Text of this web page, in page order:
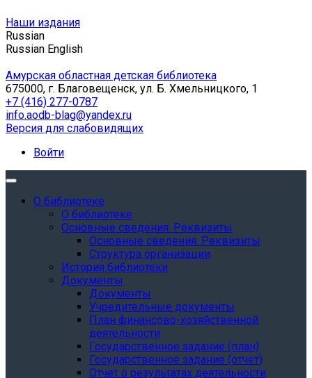
Наши издания
Russian
Russian English
Амурская областная детская библиотека
675000, г. Благовещенск, ул. Б. Хмельницкого, 1
+7 (416) 277-0787
info.aodb-blag@yandex.ru
Версия для слабовидящих
Войти
О библиотеке
О библиотеке
Основные сведения. Реквизиты
Основные сведения. Реквизиты
Структура организации
История библиотеки
Документы
Документы
Учредительные документы
План финансово-хозяйственной
деятельности
Государственное задание (план)
Государственное задание (отчет)
Отчет о результатах деятельности